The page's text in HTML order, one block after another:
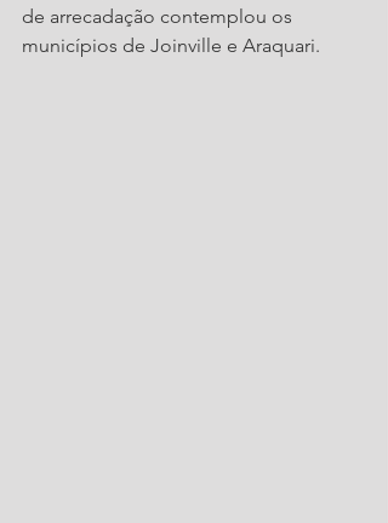
de arrecadação contemplou os
municípios de Joinville e Araquari.